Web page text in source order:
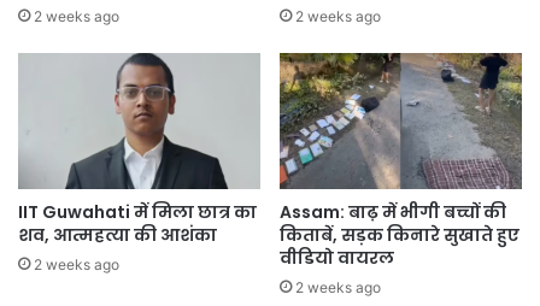
2 weeks ago 2 weeks ago
IIT Guwahati में मिला छात्र का
शव, आत्महत्या की आशंका
2 weeks ago
Assam: बाढ़ में भीगी बच्चों की
किताबें, सड़क किनारे सुखाते हुए
वीडियो वायरल
2 weeks ago